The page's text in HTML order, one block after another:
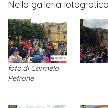
Nella galleria
foto di Carmelo
Petrone